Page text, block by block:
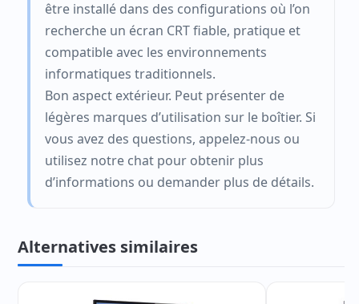
être installé dans des configurations où l’on
recherche un écran CRT fiable, pratique et
compatible avec les environnements
informatiques traditionnels.
Bon aspect extérieur. Peut présenter de
légères marques d’utilisation sur le boîtier. Si
vous avez des questions, appelez-nous ou
utilisez notre chat pour obtenir plus
d’informations ou demander plus de détails.
Alternatives similaires